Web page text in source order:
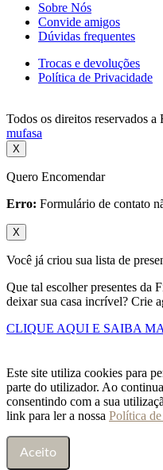
Sobre Nós
Convide amigos
Dúvidas frequentes
Trocas e devoluções
Política de Privacidade
Todos os direitos reservados
mufasa
X
Quero Encomendar
Erro: Formulário de contato
X
Você já criou sua lista de
Que tal escolher presentes da
deixar sua casa incrível? Crie
CLIQUE AQUI E SAIBA
Este site utiliza cookies para
parte do utilizador. Ao
consentindo com a sua
link para ler a nossa Política
Aceito